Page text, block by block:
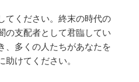
てください。終末の時代の
の支配者として君臨してい
、多くの人たちがあなたを
けてください。